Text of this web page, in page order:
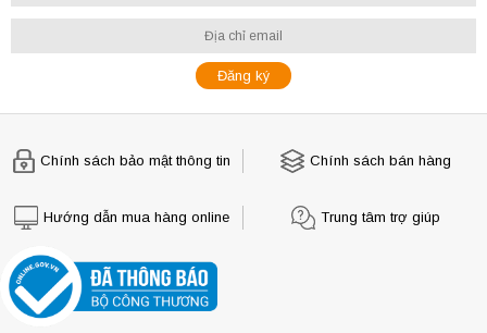
Chính sách bảo mật thông tin Chính sách bán hàng
Hướng dẫn mua hàng online Trung tâm trợ giúp